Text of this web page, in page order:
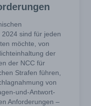
sind für jeden
möchte, von
der
der NCC für
Strafen führen,
von
und-Antwort-
Anforderungen –